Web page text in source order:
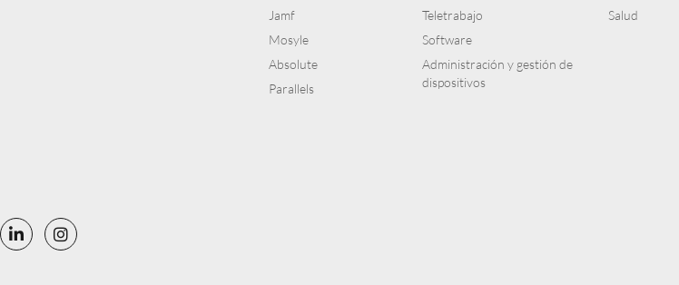
Jamf
Mosyle
Absolute
Parallels
Teletrabajo
Software
Administración y gestión de
dispositivos
Salud